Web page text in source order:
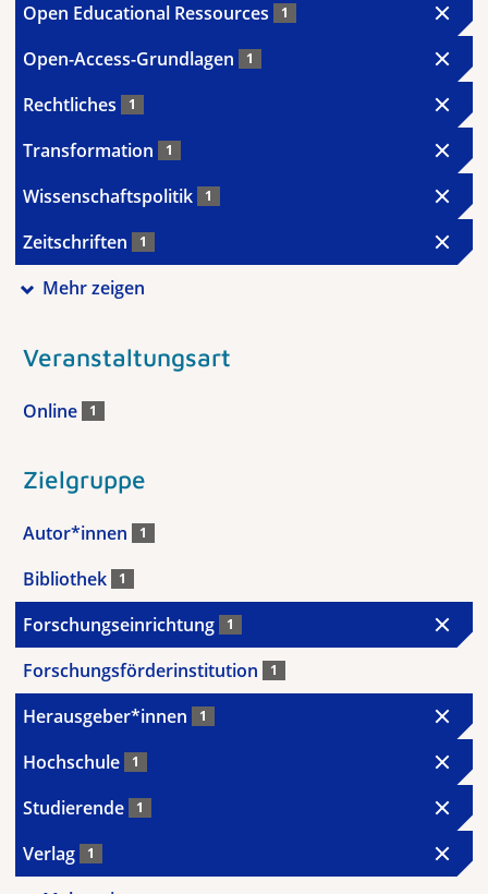
Open Educational Ressources 1
Open-Access-Grundlagen 1
Rechtliches 1
Transformation 1
Wissenschaftspolitik 1
Zeitschriften 1
Mehr zeigen
Veranstaltungsart
Online 1
Zielgruppe
Autor*innen 1
Bibliothek 1
Forschungseinrichtung 1
Forschungsförderinstitution 1
Herausgeber*innen 1
Hochschule 1
Studierende 1
Verlag 1